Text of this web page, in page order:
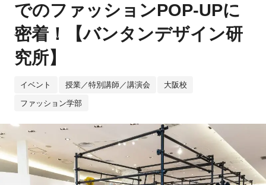
でのファッションPOP-UPに
密着！【バンタンデザイン研
究所】
イベント 授業／特別講師／講演会 大阪校
ファッション学部